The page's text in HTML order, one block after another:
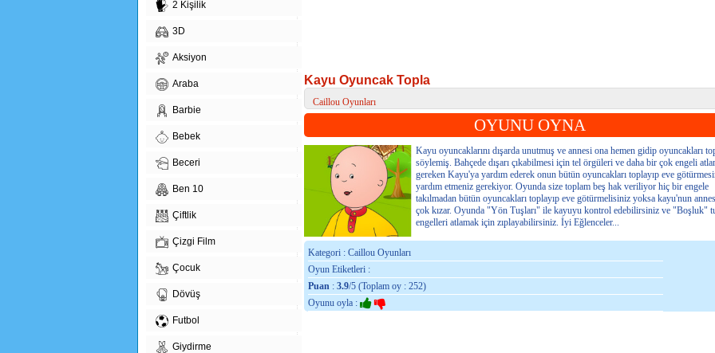
2 Kişilik
3D
Aksiyon
Araba
Barbie
Bebek
Beceri
Ben 10
Çiftlik
Çizgi Film
Çocuk
Dövüş
Futbol
Giydirme
Kayu Oyuncak Topla
Caillou Oyunları
OYUNU OYNA
Kayu oyuncaklarını dışarda unutmuş ve annesi ona hemen gidip oyuncakları
söylemiş. Bahçede dışarı çıkabilmesi için tel örgüleri ve daha bir çok engeli
gereken Kayu'ya yardım ederek onun bütün oyuncakları toplayıp eve
yardım etmeniz gerekiyor. Oyunda size toplam beş hak veriliyor hiç bir engele
takılmadan bütün oyuncakları toplayıp eve götürmelisiniz yoksa kayu'nun
çok kızar. Oyunda "Yön Tuşları" ile kayuyu kontrol edebilirsiniz ve "Boşluk"
engelleri atlamak için zıplayabilirsiniz. İyi Eğlenceler...
Kategori : Caillou Oyunları
Oyun Etiketleri :
Puan : 3.9/5 (Toplam oy : 252)
Oyunu oyla :